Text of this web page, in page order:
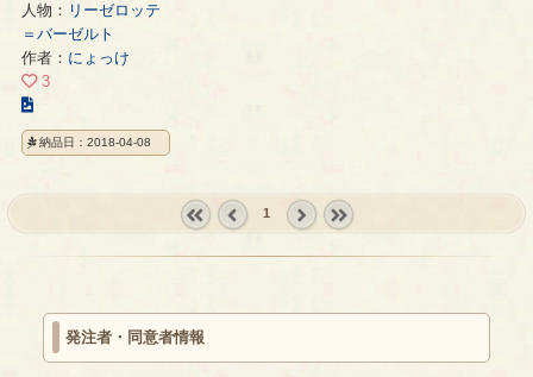
人物： リーゼロッテ
＝バーゼルト
作者： にょっけ
3
の
イ
ジ
納品日：2018-04-08
1
発注者・同意者情報